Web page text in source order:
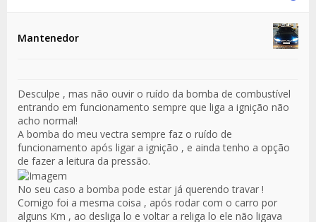
Mantenedor
Desculpe , mas não ouvir o ruído da bomba de combustível
entrando em funcionamento sempre que liga a ignição não
acho normal!
A bomba do meu vectra sempre faz o ruído de
funcionamento após ligar a ignição , e ainda tenho a opção
de fazer a leitura da pressão.
No seu caso a bomba pode estar já querendo travar !
Comigo foi a mesma coisa , após rodar com o carro por
alguns Km , ao desliga lo e voltar a religa lo ele não ligava